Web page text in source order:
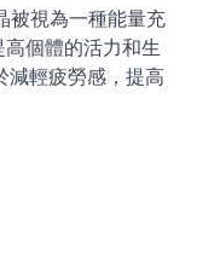
被視為一種能量充
個體的活力和生
減輕疲勞感，提高